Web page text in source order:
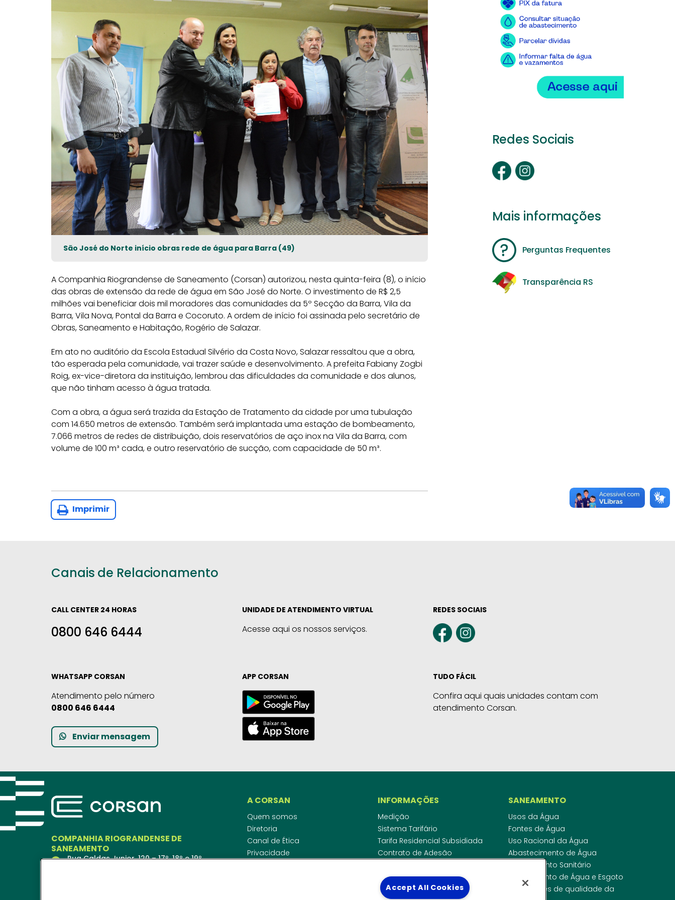
São José do Norte início obras rede de água para Barra (49)
ACompanhia Riograndense de Saneamento (Corsan) autorizou, nesta quinta-feira (8), o início
das obras de extensão da rede de água em São José do Norte. O investimento de R$ 2,5
milhões vai beneficiar dois mil moradores das comunidades da 5º Secção da Barra, Vila da
Barra, Vila Nova, Pontal da Barra e Cocoruto. A ordem de início foi assinada pelo secretário de
Obras, Saneamento e Habitação, Rogério de Salazar.
Em ato no auditório da Escola Estadual Silvério da Costa Novo, Salazar ressaltou que a obra,
tão esperada pela comunidade, vai trazer saúde e desenvolvimento. A prefeita Fabiany Zogbi
Roig, ex-vice-diretora da instituição,lembrou das dificuldades da comunidade e dos alunos,
que não tinham acesso à água tratada.
Com a obra, a água será trazida da Estação de Tratamento da cidade por uma tubulação
com 14.650 metros de extensão. Também será implantada uma estação de bombeamento,
7.066 metros de redes de distribuição, dois reservatórios de aço inox na Vila da Barra, com
volume de 100 m³ cada, e outro reservatório de sucção, com capacidade de 50 m³.
Imprimir
Redes Sociais
Mais informações
Perguntas Frequentes
Transparência RS
Canais de Relacionamento
CALL CENTER 24 HORAS
0800 646 6444
UNIDADE DE ATENDIMENTO VIRTUAL
Acesse aqui os nossos serviços.
REDES SOCIAIS
WHATSAPP CORSAN
Atendimento pelo número
0800 646 6444
Enviar mensagem
APP CORSAN TUDO FÁCIL
Confira aqui quais unidades contam com
atendimento Corsan.
COMPANHIA RIOGRANDENSE DE
SANEAMENTO
Rua Caldas Junior, 120 – 17º, 18º e 19º
A CORSAN
Quem somos
Diretoria
Canal de Ética
Privacidade
INFORMAÇÕES
Medição
Sistema Tarifário
Tarifa Residencial Subsidiada
Contrato de Adesão
Agências Reguladoras
Cobrança pela Disponibilidade
SANEAMENTO
Usos da Água
Fontes de Água
Uso Racional da Água
Abastecimento de Água
Esgotamento Sanitário
Regulamento de Água e Esgoto
Indicadores de qualidade da
Accept All Cookies